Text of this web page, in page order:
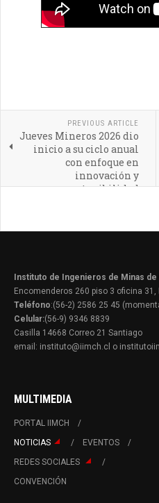
PREVIOUS ARTICLE
Jueves Mineros 2026 dio
inicio a su ciclo anual
con enfoque en
innovación y
sostenibilidad
Instituto de Ingenieros de Minas de
Encomenderos 260 piso 3 oficina 31,
Teléfono:(56-2) 2586 25 45
Celular:(56-9) 9346 8839
Casilla 14668 Correo 21 Santiago
email: instituto@iimch.cl o
MULTIMEDIA
PORTAL IIMCH
NOTICIAS
EVENTOS
REDES SOCIALES
CONVENCIÓN